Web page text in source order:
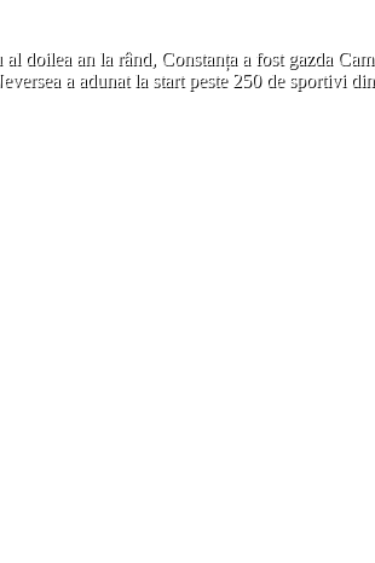
doilea an la rând, Constanța a fost gazda
a adunat la start peste 250 de sportivi din